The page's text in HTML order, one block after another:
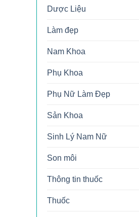
Dược Liệu
Làm đẹp
Nam Khoa
Phụ Khoa
Phụ Nữ Làm Đẹp
Sản Khoa
Sinh Lý Nam Nữ
Son môi
Thông tin thuốc
Thuốc